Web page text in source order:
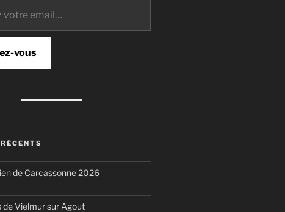
vous
de Carcassonne 2026
de Vielmur sur Agout